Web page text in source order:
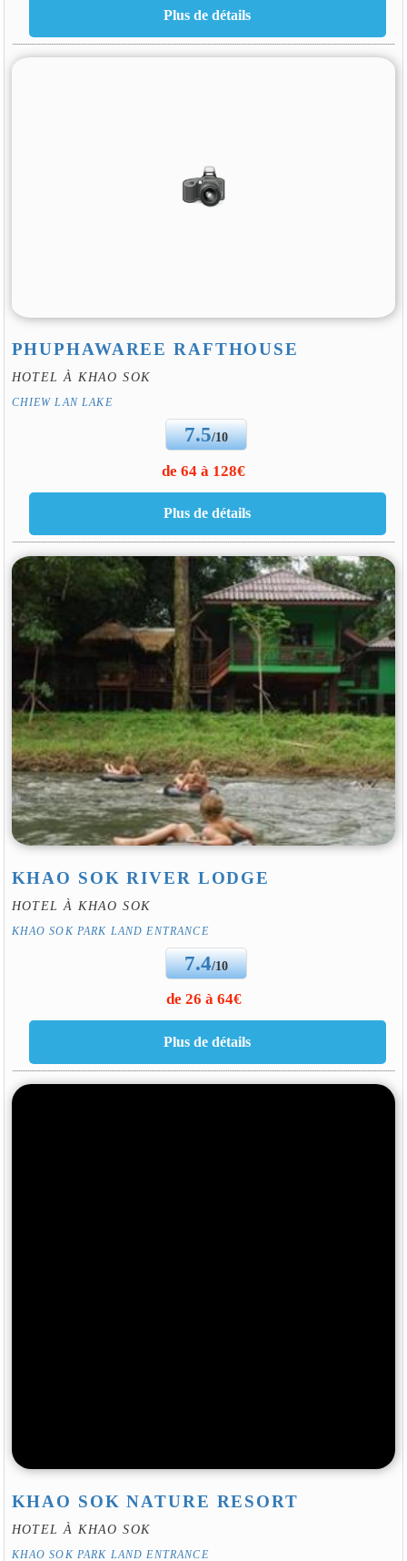
PHUPHAWAREE RAFTHOUSE
HOTEL À KHAO SOK
CHIEW LAN LAKE
7.5/10
de 64 à 128€
KHAO SOK RIVER LODGE
HOTEL À KHAO SOK
KHAO SOK PARK LAND ENTRANCE
7.4/10
de 26 à 64€
KHAO SOK NATURE RESORT
HOTEL À KHAO SOK
KHAO SOK PARK LAND ENTRANCE